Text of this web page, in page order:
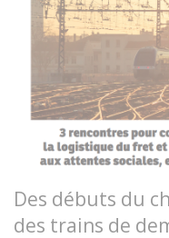
Des débuts du
des trains de